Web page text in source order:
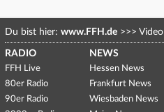
Du bist hier: www.FFH.de >>> Video
RADIO
FFH Live
80er Radio
90er Radio
NEWS
Hessen News
Frankfurt News
Wiesbaden News